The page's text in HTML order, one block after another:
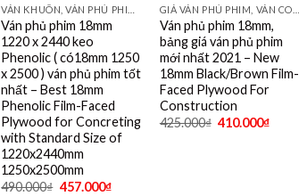
Ván phủ phim 18mm
1220 x 2440 keo
Phenolic ( có18mm 1250
x 2500 ) ván phủ phim tốt
nhất – Best 18mm
Phenolic Film-Faced
Plywood for Concreting
with Standard Size of
1220x2440mm
1250x2500mm
490.000₫ 457.000₫
Ván phủ phim 18mm,
bảng giá ván phủ phim
mới nhất 2021 – New
18mm Black/Brown Film-
Faced Plywood For
Construction
425.000₫ 410.000₫